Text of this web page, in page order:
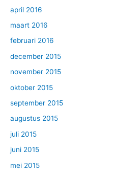
april 2016
maart 2016
februari 2016
december 2015
november 2015
oktober 2015
september 2015
augustus 2015
juli 2015
juni 2015
mei 2015